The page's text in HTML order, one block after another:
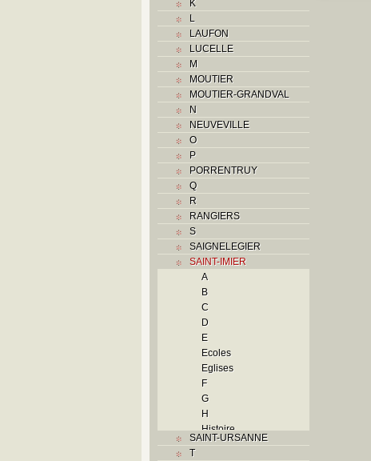
K
L
LAUFON
LUCELLE
M
MOUTIER
MOUTIER-GRANDVAL
N
NEUVEVILLE
O
P
PORRENTRUY
Q
R
RANGIERS
S
SAIGNELEGIER
SAINT-IMIER
A
B
C
D
E
Ecoles
Eglises
F
G
H
Histoire
I
SAINT-URSANNE
T